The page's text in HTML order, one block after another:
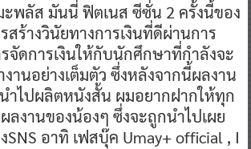
ะพลัส มันนี่ ฟิตเนส ซีซั่น 2 ครั้งนี้ของ
สร้างวินัยทางการเงินที่ดีผ่านการ
จัดการเงินให้กับนักศึกษาที่กำลังจะ
านอย่างเต็มตัว ซึ่งหลังจากนี้ผลงาน
ำไปผลิตหนังสั้น ผมอยากฝากให้ทุก
งานของน้องๆ ซึ่งจะถูกนำไปเผย
อาทิ เฟสบุ๊ค Umay+ official , I